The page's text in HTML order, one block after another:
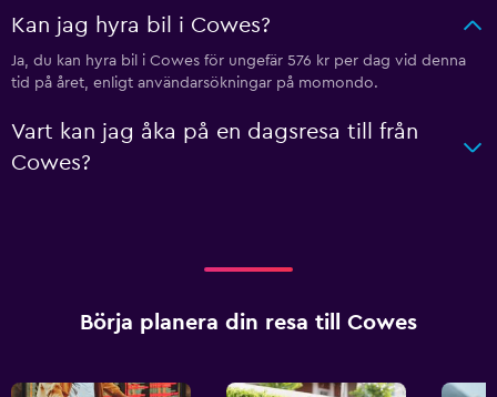
Kan jag hyra bil i Cowes?
Ja, du kan hyra bil i Cowes för ungefär 576 kr per dag vid denna
tid på året, enligt användarsökningar på momondo.
Vart kan jag åka på en dagsresa till från
Cowes?
Börja planera din resa till Cowes